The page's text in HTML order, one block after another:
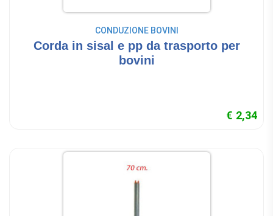
CONDUZIONE BOVINI
Corda in sisal e pp da trasporto per
bovini
€ 2,34